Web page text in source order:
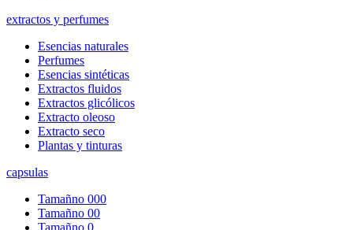
extractos y perfumes
Esencias naturales
Perfumes
Esencias sintéticas
Extractos fluidos
Extractos glicólicos
Extracto oleoso
Extracto seco
Plantas y tinturas
capsulas
Tamañno 000
Tamañno 00
Tamañno 0